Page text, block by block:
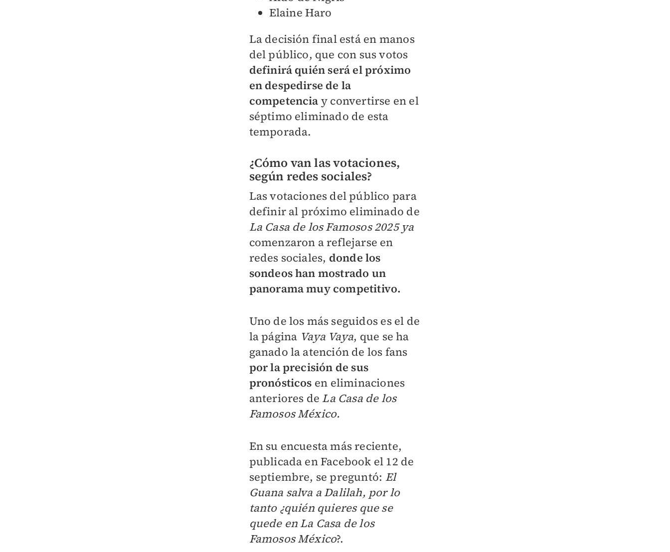
Elaine Haro
La decisión final está en manos
del público, que con sus votos
definirá quién será el próximo
en despedirse de la
competencia y convertirse en el
séptimo eliminado de esta
temporada.
¿Cómo van las votaciones,
según redes sociales?
Las votaciones del público para
definir al próximo eliminado de
La Casa de los Famosos 2025 ya
comenzaron a reflejarse en
redes sociales, donde los
sondeos han mostrado un
panorama muy competitivo.
Uno de los más seguidos es el de
la página Vaya Vaya, que se ha
ganado la atención de los fans
por la precisión de sus
pronósticos en eliminaciones
anteriores de La Casa de los
Famosos México.
En su encuesta más reciente,
publicada en Facebook el 12 de
septiembre, se preguntó: El
Guana salva a Dalilah, por lo
tanto ¿quién quieres que se
quede en La Casa de los
Famosos México?.